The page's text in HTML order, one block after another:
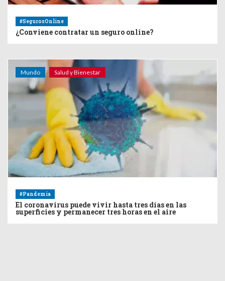
#SegurosOnline
¿Conviene contratar un seguro online?
Mundo Salud y Bienestar
#Pandemia
El coronavirus puede vivir hasta tres días en las
superficies y permanecer tres horas en el aire